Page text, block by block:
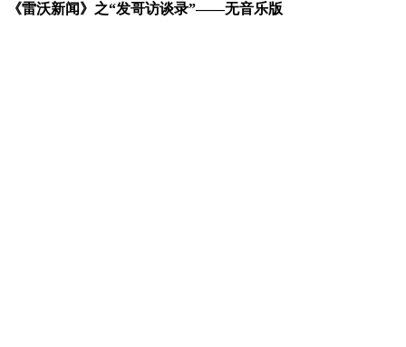
《雷沃新闻》之“发哥访谈录”——无音乐版